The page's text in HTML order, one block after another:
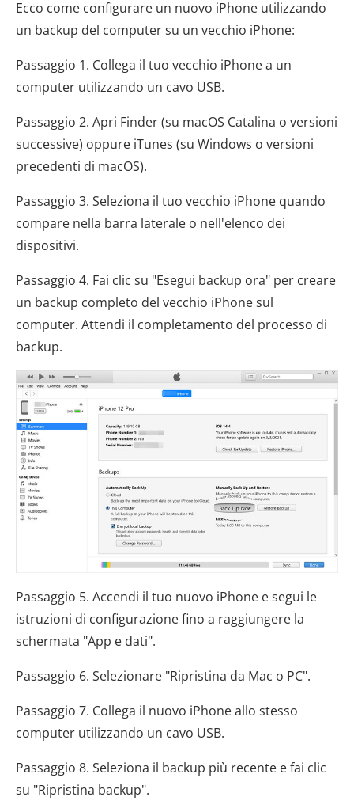
Ecco come configurare un nuovo iPhone utilizzando
un backup del computer su un vecchio iPhone:
Passaggio 1. Collega il tuo vecchio iPhone a un
computer utilizzando un cavo USB.
Passaggio 2. Apri Finder (su macOS Catalina o versioni
successive) oppure iTunes (su Windows o versioni
precedenti di macOS).
Passaggio 3. Seleziona il tuo vecchio iPhone quando
compare nella barra laterale o nell'elenco dei
dispositivi.
Passaggio 4. Fai clic su "Esegui backup ora" per creare
un backup completo del vecchio iPhone sul
computer. Attendi il completamento del processo di
backup.
Passaggio 5. Accendi il tuo nuovo iPhone e segui le
istruzioni di configurazione fino a raggiungere la
schermata "App e dati".
Passaggio 6. Selezionare "Ripristina da Mac o PC".
Passaggio 7. Collega il nuovo iPhone allo stesso
computer utilizzando un cavo USB.
Passaggio 8. Seleziona il backup più recente e fai clic
su "Ripristina backup".